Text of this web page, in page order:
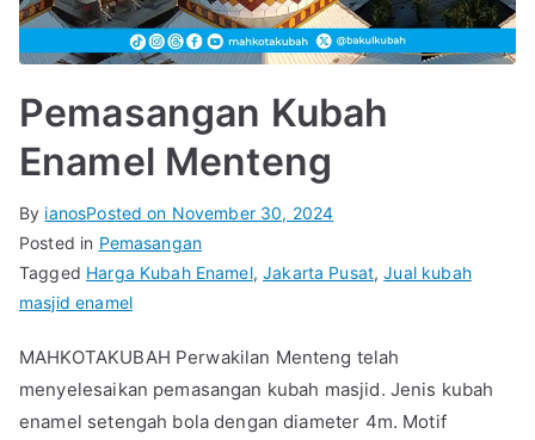
Pemasangan Kubah
Enamel Menteng
By ianosPosted on November 30, 2024
Posted in Pemasangan
Tagged Harga Kubah Enamel,Jakarta Pusat,Jual kubah
masjid enamel
MAHKOTAKUBAH Perwakilan Menteng telah
menyelesaikan pemasangan kubah masjid. Jenis kubah
enamel setengah bola dengan diameter 4m. Motif